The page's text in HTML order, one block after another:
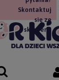
Skontaktuj
się ze
sklepem!